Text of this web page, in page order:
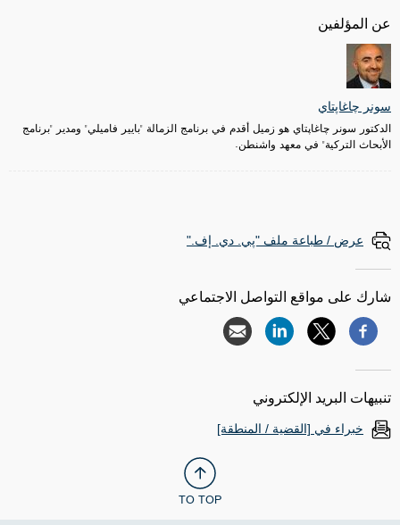
عن المؤلفين
سونر چاغاپتاي
الدكتور سونر چاغاپتاي هو زميل أقدم في برنامج الزمالة "بايير فاميلي" ومدير "برنامج
الأبحاث التركية" في معهد واشنطن.
عرض / طباعة ملف "پي. دي. إف."
شارك على مواقع التواصل الاجتماعي
تنبيهات البريد الإلكتروني
خبراء في [القضية / المنطقة]
TO TOP